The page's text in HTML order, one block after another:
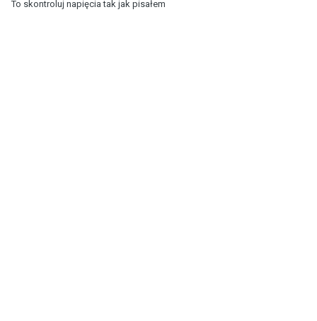
To skontroluj napięcia tak jak pisałem